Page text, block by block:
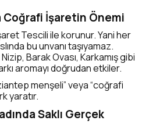
Coğrafi İşaretin Önemi
Tescili ile korunur. Yani her
bu unvanı taşıyamaz.
Barak Ovası, Karkamış gibi
aromayı doğrudan etkiler.
menşeli” veya “coğrafi
yaratır.
Saklı Gerçek